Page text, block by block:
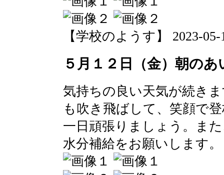
【学校のようす】 2023-05-
５月１２日（金）朝のあ
気持ちの良い天気が続き
も吹き飛ばして、笑顔で
一日頑張りましょう。ま
水分補給をお願いします。